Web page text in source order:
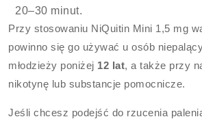
20–30 minut.
Przy stosowaniu NiQuitin Mini 1,5 mg
powinno się go używać u osób
młodzieży poniżej 12 lat, a także przy
nikotynę lub substancje pomocnicze.
Jeśli chcesz podejść do rzucenia